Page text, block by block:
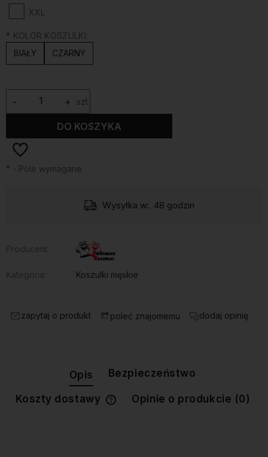
XXL
* KOLOR KOSZULKI:
BIAŁY
CZARNY
+
- szt.
DO KOSZYKA
* - Pole wymagane
Wysyłka w: 48 godzin
Koszulki męskie
zapytaj o produkt poleć znajomemu dodaj opinię
Opis Bezpieczeństwo
Koszty dostawy
Cena nie zawiera ewentualnych
Opinie o produkcie (0)